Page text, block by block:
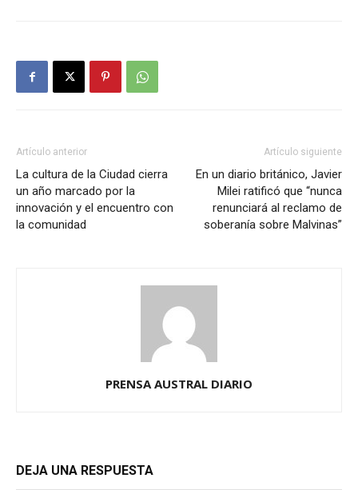
Artículo anterior
La cultura de la Ciudad cierra
un año marcado por la
innovación y el encuentro con
la comunidad
Artículo siguiente
En un diario británico, Javier
Milei ratificó que “nunca
renunciará al reclamo de
soberanía sobre Malvinas”
PRENSA AUSTRAL DIARIO
DEJA UNA RESPUESTA